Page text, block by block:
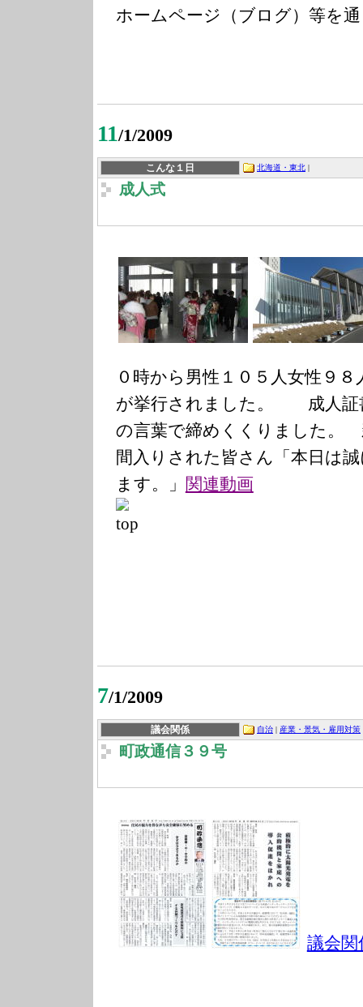
ホームページ（ブログ）等を
11/1/2009
こんな１日 北海道・東北 |
成人式
０時から男性１０５人女性９
が挙行されました。 成人証
の言葉で締めくくりました。
間入りされた皆さん「本日は
ます。」 関連動画
7/1/2009
議会関係 自治 | 産業・景気・雇用対策
町政通信３９号
議会